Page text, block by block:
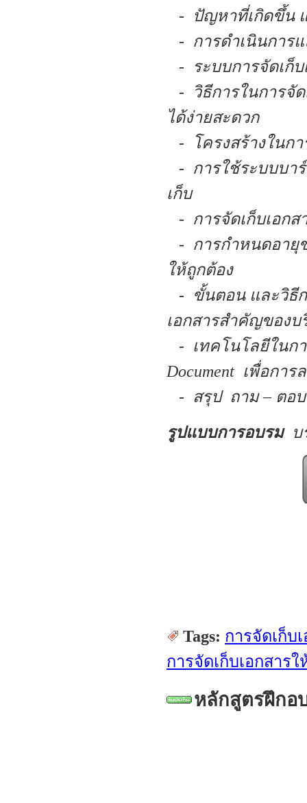
- ปัญหาที่เกิดขึ้น แ
- การดำเนินการ
- ระบบการจัดเก็บ
- วิธีการในการจัด
ได้ง่ายสะดวก
- โครงสร้างในก
- การใช้ระบบบา
เก็บ
- การจัดเก็บเอกส
- การกำหนดอายุ
ให้ถูกต้อง
- ขั้นตอน และวิธีก
เอกสารสำคัญของบ
- เทคโนโลยีในกา
Document เพื่อกา
- สรุป ถาม – ตอบ
รูปแบบการอบรม บ
Tags: การจัดเก็บ
การจัดเก็บเอกสาร
หลักสูตรฝึกอ